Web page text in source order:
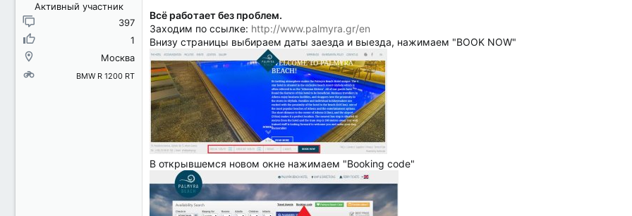
Активный участник
397
1
Москва
BMW R 1200 RT
Всё работает без проблем.
Заходим по ссылке: http://www.palmyra.gr/en
Внизу страницы выбираем даты заезда и выезда, нажимаем "BOOK NOW"
В открывшемся новом окне нажимаем "Booking code"